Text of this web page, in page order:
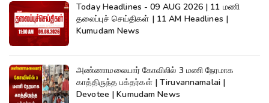
Today Headlines - 09 AUG 2026 | 11 மணி
தலைப்புச் செய்திகள் | 11 AM Headlines |
Kumudam News
அண்ணாமலையார் கோவிலில் 3 மணி நேரமாக
காத்திருந்த பக்தர்கள் | Tiruvannamalai |
Devotee | Kumudam News